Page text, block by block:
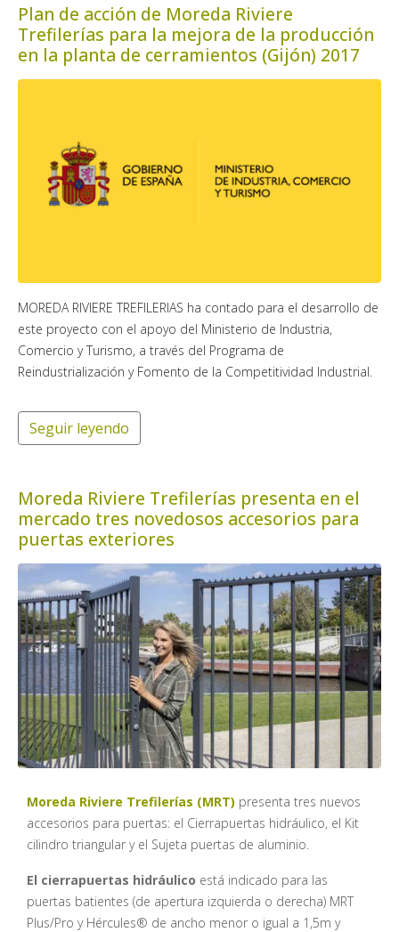
Plan de acción de Moreda Riviere
Trefilerías para la mejora de la producción
en la planta de cerramientos (Gijón) 2017
MOREDA RIVIERE TREFILERIAS ha contado para el desarrollo de
este proyecto con el apoyo del Ministerio de Industria,
Comercio y Turismo, a través del Programa de
Reindustrialización y Fomento de la Competitividad Industrial.
Seguir leyendo
Moreda Riviere Trefilerías presenta en el
mercado tres novedosos accesorios para
puertas exteriores
Moreda Riviere Trefilerías (MRT) presenta tres nuevos
accesorios para puertas: el Cierrapuertas hidráulico, el Kit
cilindro triangular y el Sujeta puertas de aluminio.
El cierrapuertas hidráulico está indicado para las
puertas batientes (de apertura izquierda o derecha) MRT
Plus/Pro y Hércules® de ancho menor o igual a 1,5m y